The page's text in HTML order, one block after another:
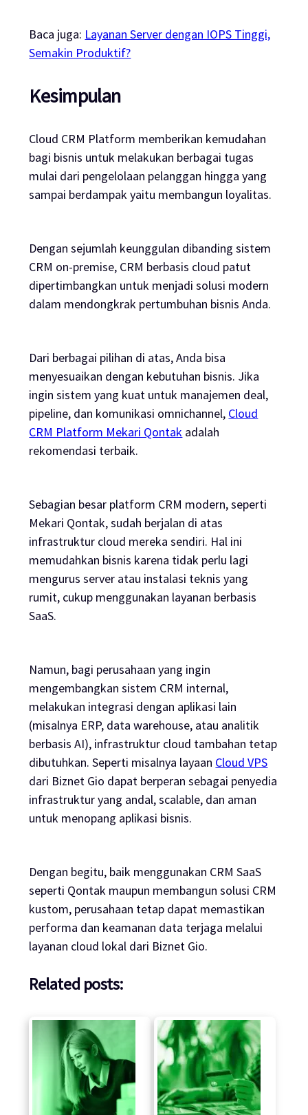
Baca juga: Layanan Server dengan IOPS Tinggi,
Semakin Produktif?
Kesimpulan
Cloud CRM Platform memberikan kemudahan
bagi bisnis untuk melakukan berbagai tugas
mulai dari pengelolaan pelanggan hingga yang
sampai berdampak yaitu membangun loyalitas.
Dengan sejumlah keunggulan dibanding sistem
CRM on-premise, CRM berbasis cloud patut
dipertimbangkan untuk menjadi solusi modern
dalam mendongkrak pertumbuhan bisnis Anda.
Dari berbagai pilihan di atas, Anda bisa
menyesuaikan dengan kebutuhan bisnis. Jika
ingin sistem yang kuat untuk manajemen deal,
pipeline, dan komunikasi omnichannel, Cloud
CRM Platform Mekari Qontak adalah
rekomendasi terbaik.
Sebagian besar platform CRM modern, seperti
Mekari Qontak, sudah berjalan di atas
infrastruktur cloud mereka sendiri. Hal ini
memudahkan bisnis karena tidak perlu lagi
mengurus server atau instalasi teknis yang
rumit, cukup menggunakan layanan berbasis
SaaS.
Namun, bagi perusahaan yang ingin
mengembangkan sistem CRM internal,
melakukan integrasi dengan aplikasi lain
(misalnya ERP, data warehouse, atau analitik
berbasis AI), infrastruktur cloud tambahan tetap
dibutuhkan. Seperti misalnya layaan Cloud VPS
dari Biznet Gio dapat berperan sebagai penyedia
infrastruktur yang andal, scalable, dan aman
untuk menopang aplikasi bisnis.
Dengan begitu, baik menggunakan CRM SaaS
seperti Qontak maupun membangun solusi CRM
kustom, perusahaan tetap dapat memastikan
performa dan keamanan data terjaga melalui
layanan cloud lokal dari Biznet Gio.
Related posts: